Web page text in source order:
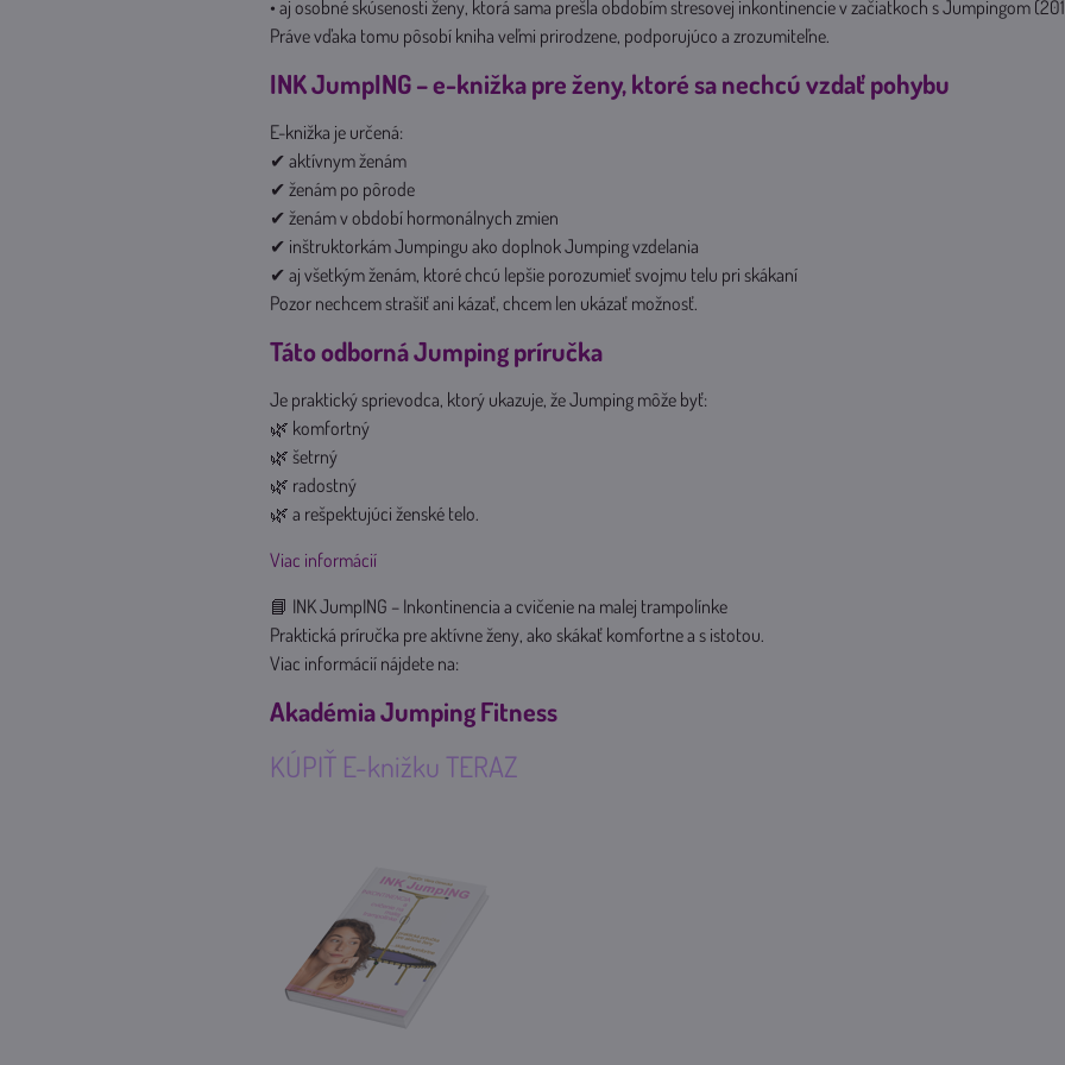
• aj osobné skúsenosti ženy, ktorá sama prešla obdobím stresovej inkontinencie v začiatkoch s Jumpingom
Práve vďaka tomu pôsobí kniha veľmi prirodzene, podporujúco a zrozumiteľne.
INK JumpING – e-knižka pre ženy, ktoré sa nechcú vzdať pohybu
E-knižka je určená:
✔ aktívnym ženám
✔ ženám po pôrode
✔ ženám v období hormonálnych zmien
✔ inštruktorkám Jumpingu ako doplnok Jumping vzdelania
✔ aj všetkým ženám, ktoré chcú lepšie porozumieť svojmu telu pri skákaní
Pozor nechcem strašiť ani kázať, chcem len ukázať možnosť.
Táto odborná Jumping príručka
Je praktický sprievodca, ktorý ukazuje, že Jumping môže byť:
🌿 komfortný
🌿 šetrný
🌿 radostný
🌿 a rešpektujúci ženské telo.
Viac informácií
📘 INK JumpING – Inkontinencia a cvičenie na malej trampolínke
Praktická príručka pre aktívne ženy, ako skákať komfortne a s istotou.
Viac informácií nájdete na:
Akadémia Jumping Fitness
KÚPIŤ E-knižku TERAZ